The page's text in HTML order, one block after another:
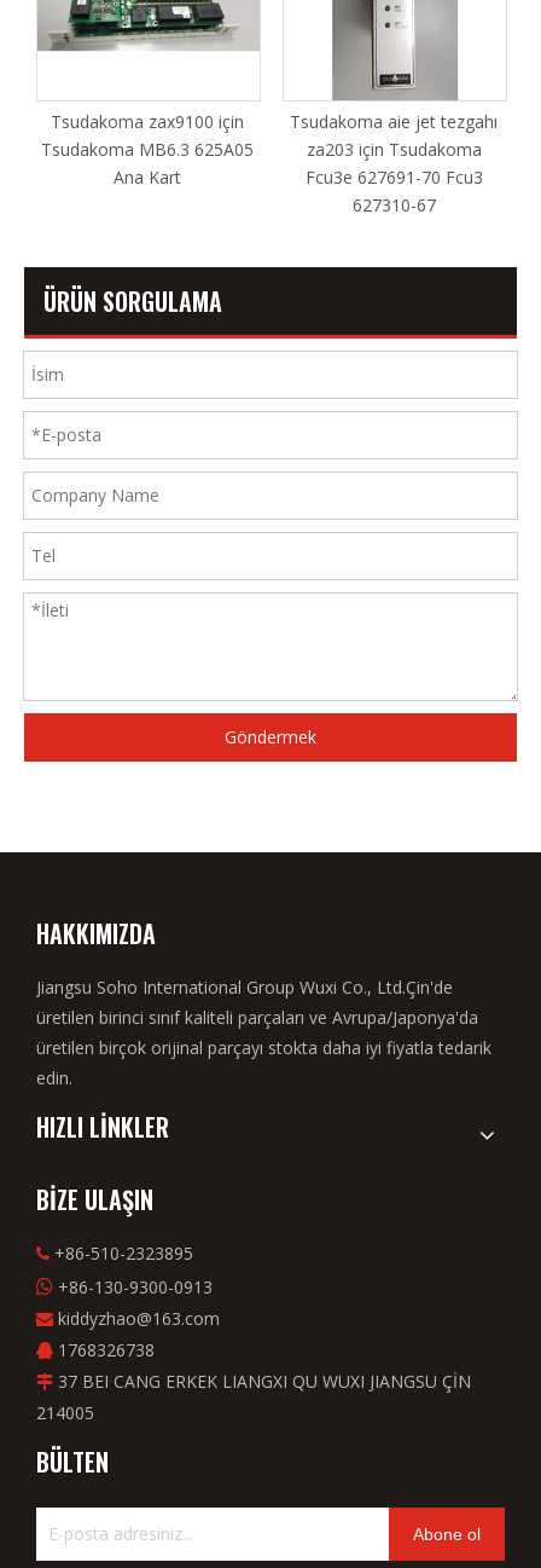
için
625A05
Tsudakoma aie jet tezgahı
za203 için Tsudakoma
Fcu3e 627691-70 Fcu3
Tsudakoma
Feeler 697c34-70
ÜRÜN SORGULAMA
Göndermek
HAKKIMIZDA
Jiangsu Soho International Group Wuxi Co., Ltd.Çin'de
üretilen birinci sınıf kaliteli parçaları ve Avrupa/Japonya'da
üretilen birçok orijinal parçayı stokta daha iyi fiyatla tedarik
edin.
HIZLI LİNKLER
BİZE ULAŞIN
 +86-510-2323895
 +86-130-9300-0913
 kiddyzhao@163.com
 1768326738
 37 BEI CANG ERKEK LIANGXI QU WUXI JIANGSU ÇİN
214005
BÜLTEN
Abone ol